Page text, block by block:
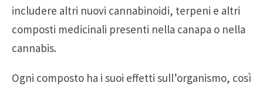
includere altri nuovi cannabinoidi, terpeni e altri
composti medicinali presenti nella canapa o nella
cannabis.
Ogni composto ha i suoi effetti sull’organismo, così